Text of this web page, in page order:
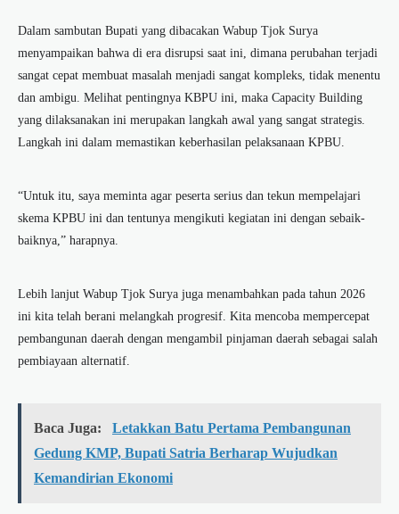
Dalam sambutan Bupati yang dibacakan Wabup Tjok Surya
menyampaikan bahwa di era disrupsi saat ini, dimana perubahan terjadi
sangat cepat membuat masalah menjadi sangat kompleks, tidak menentu
dan ambigu. Melihat pentingnya KBPU ini, maka Capacity Building
yang dilaksanakan ini merupakan langkah awal yang sangat strategis.
Langkah ini dalam memastikan keberhasilan pelaksanaan KPBU.
“Untuk itu, saya meminta agar peserta serius dan tekun mempelajari
skema KPBU ini dan tentunya mengikuti kegiatan ini dengan sebaik-
baiknya,” harapnya.
Lebih lanjut Wabup Tjok Surya juga menambahkan pada tahun 2026
ini kita telah berani melangkah progresif. Kita mencoba mempercepat
pembangunan daerah dengan mengambil pinjaman daerah sebagai salah
pembiayaan alternatif.
Baca Juga:
Letakkan Batu Pertama Pembangunan
Gedung KMP, Bupati Satria Berharap Wujudkan
Kemandirian Ekonomi